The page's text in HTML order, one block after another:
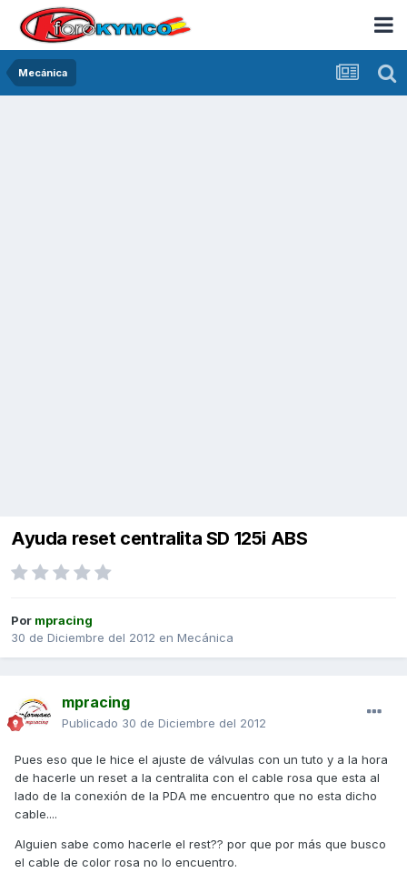
Mecánica
Ayuda reset centralita SD 125i ABS
Por mpracing
30 de Diciembre del 2012 en Mecánica
mpracing
Publicado 30 de Diciembre del 2012
Pues eso que le hice el ajuste de válvulas con un tuto y a la hora
de hacerle un reset a la centralita con el cable rosa que esta al
lado de la conexión de la PDA me encuentro que no esta dicho
cable....
Alguien sabe como hacerle el rest?? por que por más que busco
el cable de color rosa no lo encuentro.